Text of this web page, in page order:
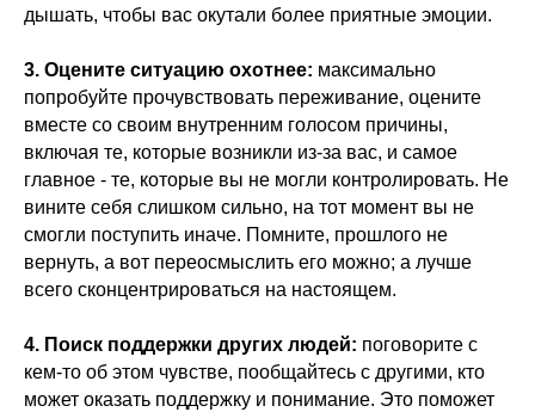
дышать, чтобы вас окутали более приятные эмоции.
3. Оцените ситуацию охотнее: максимально
попробуйте прочувствовать переживание, оцените
вместе со своим внутренним голосом причины,
включая те, которые возникли из-за вас, и самое
главное - те, которые вы не могли контролировать. Не
вините себя слишком сильно, на тот момент вы не
смогли поступить иначе. Помните, прошлого не
вернуть, а вот переосмыслить его можно; а лучше
всего сконцентрироваться на настоящем.
4. Поиск поддержки других людей: поговорите с
кем-то об этом чувстве, пообщайтесь с другими, кто
может оказать поддержку и понимание. Это поможет